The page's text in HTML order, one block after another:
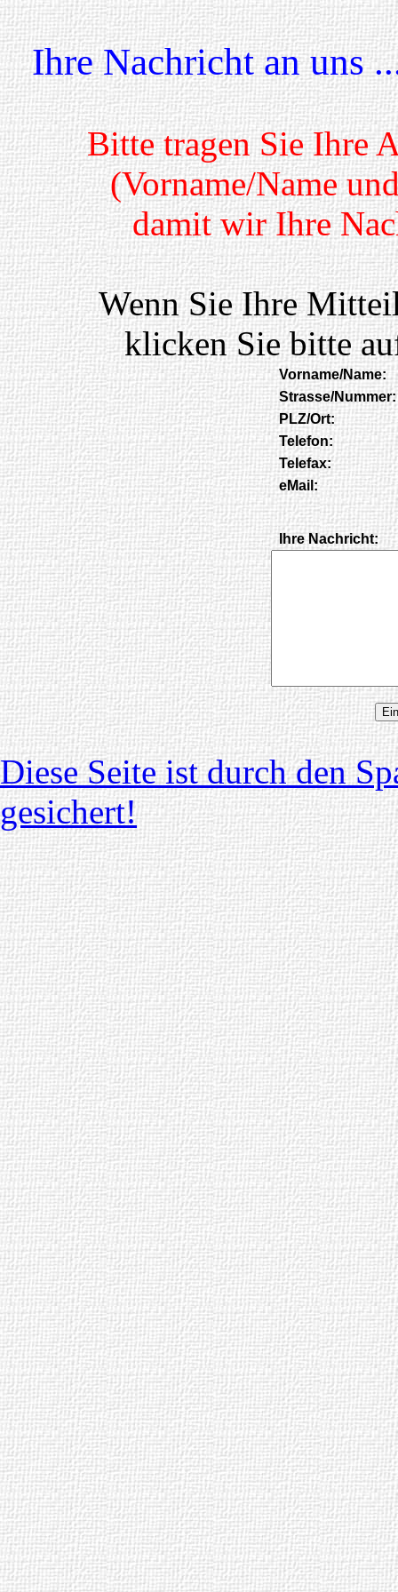
Ihre Nachricht an uns
Bitte tragen Sie Ihre
(Vorname/Name
damit wir Ihre
Wenn Sie Ihre
klicken Sie bitte
Vorname/Name:
Strasse/Nummer:
PLZ/Ort:
Telefon:
Telefax:
eMail:
Ihre Nachricht:
Diese Seite ist durch den
gesichert!